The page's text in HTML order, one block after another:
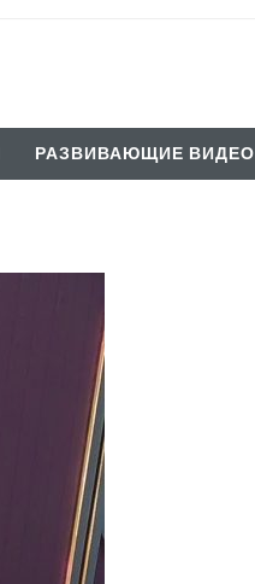
РАЗВИВАЮЩИЕ ВИДЕО